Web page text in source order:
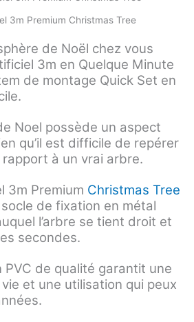
3m Premium Christmas Tree
de Noël chez vous
3m en Quelque Minute
de montage Quick Set en
Noel possède un aspect
qu’il est difficile de repérer
à un vrai arbre.
3m Premium Christmas Tree
de fixation en métal
l’arbre se tient droit et
secondes.
de qualité garantit une
et une utilisation qui peux